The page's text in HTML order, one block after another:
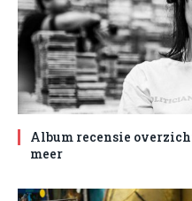
Album recensie
meer